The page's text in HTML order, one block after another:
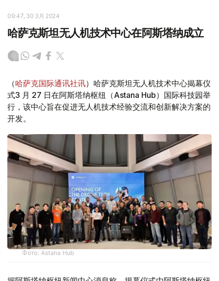
09:47, 30 3月 2024
哈萨克斯坦无人机技术中心在阿斯塔纳成立
（哈萨克国际通讯社讯）哈萨克斯坦无人机技术中心揭幕仪
式3 月 27 日在阿斯塔纳枢纽（Astana Hub）国际科技园举
行，该中心旨在促进无人机技术经验交流和创新解决方案的
开发。
Фото: Astana Hub